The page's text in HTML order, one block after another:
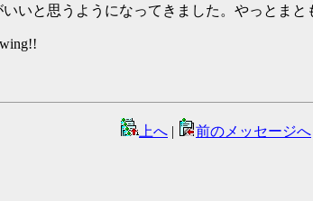
いと思うようになってきました。やっとま
上へ | 前のメッセージへ